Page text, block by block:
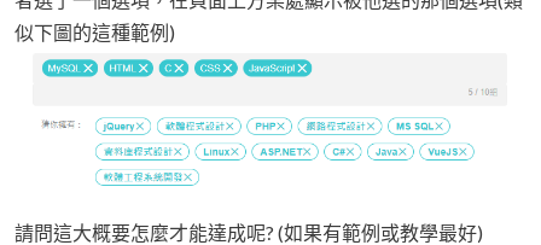
似下圖的這種範例)
請問這大概要怎麼才能達成呢? (如果有範例或教學最好)